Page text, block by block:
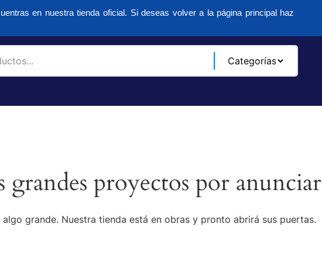
en nuestra tienda oficial. Si deseas volver a la página principal haz
grandes proyectos por anunciar
grande. Nuestra tienda está en obras y pronto abrirá sus puertas.